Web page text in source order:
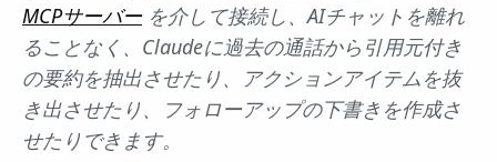
MCPサーバーを介して接続し、AIチャットを離れ
ることなく、Claudeに過去の通話から引用元付き
の要約を抽出させたり、アクションアイテムを抜
き出させたり、フォローアップの下書きを作成さ
せたりできます。